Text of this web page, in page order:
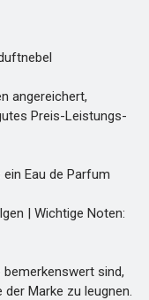
angereichert,
Preis-Leistungs-
Eau de Parfum
| Wichtige Noten:
sind,
Marke zu leugnen.